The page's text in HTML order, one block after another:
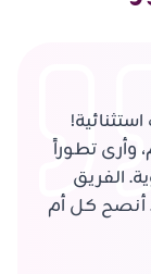
وأرى تطوراً
الفريق
أنصح كل أم